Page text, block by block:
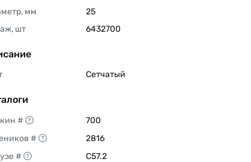
мм
25
шт
6432700
Сетчатый
#
700
#
2816
#
C57.2